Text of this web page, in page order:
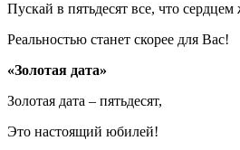
Пускай в пятьдесят все, что сердцем
Реальностью станет скорее для Вас!
«Золотая дата»
Золотая дата – пятьдесят,
Это настоящий юбилей!